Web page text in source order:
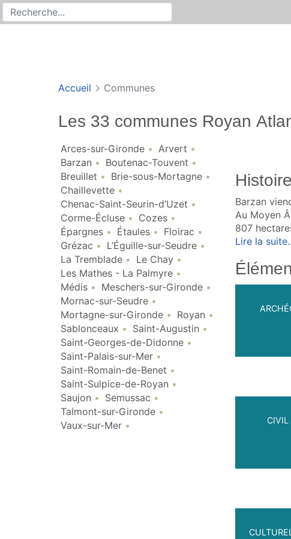
Recherche sur le site
Rechercher
Accueil Communes
Les 33 communes Royan
Arces-sur-Gironde
Arvert
Barzan
Boutenac-Touvent
Breuillet
Brie-sous-Mortagne
Chaillevette
Chenac-Saint-Seurin-d’Uzet
Corme-Écluse
Cozes
Épargnes
Étaules
Floirac
Grézac
L’Éguille-sur-Seudre
La Tremblade
Le Chay
Les Mathes - La Palmyre
Médis
Meschers-sur-Gironde
Mornac-sur-Seudre
Mortagne-sur-Gironde
Royan
Sablonceaux
Saint-Augustin
Saint-Georges-de-Didonne
Saint-Palais-sur-Mer
Saint-Romain-de-Benet
Saint-Sulpice-de-Royan
Saujon
Semussac
Talmont-sur-Gironde
Vaux-sur-Mer
Barzan
Au Moyen
807
Lire la
CIVIL